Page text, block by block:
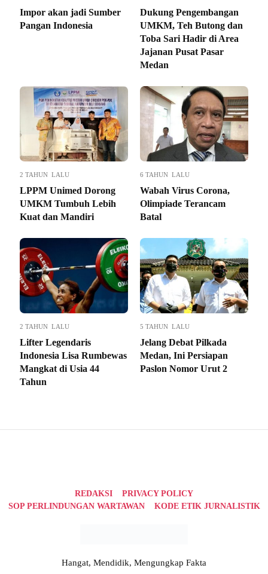
Impor akan jadi Sumber
Pangan Indonesia
Dukung Pengembangan
UMKM, Teh Butong dan
Toba Sari Hadir di Area
Jajanan Pusat Pasar
Medan
2 TAHUN LALU
LPPM Unimed Dorong
UMKM Tumbuh Lebih
Kuat dan Mandiri
6 TAHUN LALU
Wabah Virus Corona,
Olimpiade Terancam
Batal
2 TAHUN LALU
Lifter Legendaris
Indonesia Lisa Rumbewas
Mangkat di Usia 44
Tahun
5 TAHUN LALU
Jelang Debat Pilkada
Medan, Ini Persiapan
Paslon Nomor Urut 2
REDAKSI
PRIVACY POLICY
SOP PERLINDUNGAN WARTAWAN
KODE ETIK JURNALISTIK
Hangat, Mendidik, Mengungkap Fakta